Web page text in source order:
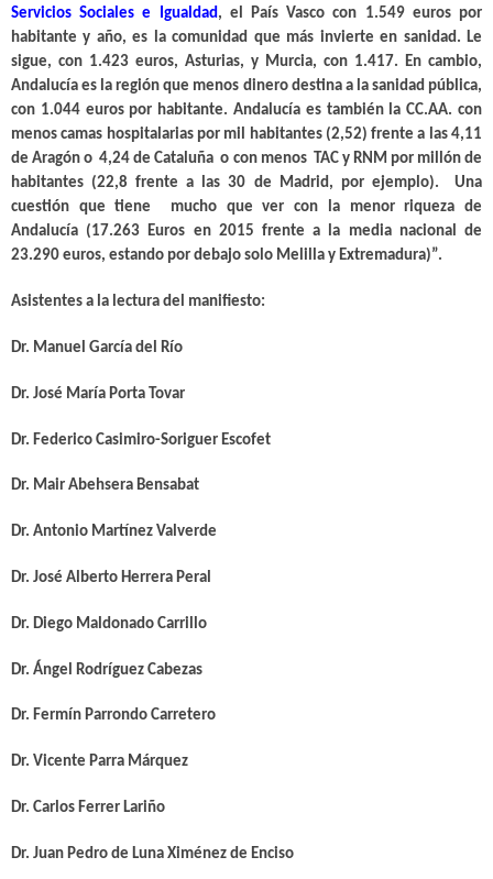
Servicios Sociales e Igualdad, el País Vasco con 1.549 euros por
habitante y año, es la comunidad que más invierte en sanidad. Le
sigue, con 1.423 euros, Asturias, y Murcia, con 1.417. En cambio,
Andalucía es la región que menos dinero destina a la sanidad pública,
con 1.044 euros por habitante. Andalucía es también la CC.AA. con
menos camas hospitalarias por mil habitantes (2,52) frente a las 4,11
de Aragón o 4,24 de Cataluña o con menos TAC y RNM por millón de
habitantes (22,8 frente a las 30 de Madrid, por ejemplo). Una
cuestión que tiene mucho que ver con la menor riqueza de
Andalucía (17.263 Euros en 2015 frente a la media nacional de
23.290 euros, estando por debajo solo Melilla y Extremadura)”.
Asistentes a la lectura del manifiesto:
Dr. Manuel García del Río
Dr. José María Porta Tovar
Dr. Federico Casimiro-Soriguer Escofet
Dr. Mair Abehsera Bensabat
Dr. Antonio Martínez Valverde
Dr. José Alberto Herrera Peral
Dr. Diego Maldonado Carrillo
Dr. Ángel Rodríguez Cabezas
Dr. Fermín Parrondo Carretero
Dr. Vicente Parra Márquez
Dr. Carlos Ferrer Lariño
Dr. Juan Pedro de Luna Ximénez de Enciso